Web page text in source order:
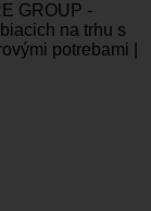
GROUP -
na trhu s
potrebami |